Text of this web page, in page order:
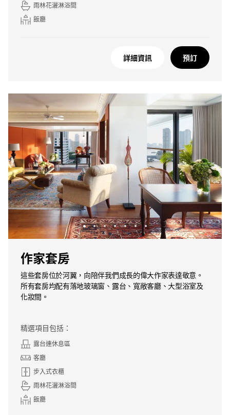
雨林花灑淋浴間
飯廳
詳細資訊 預訂
作家套房
這些套房位於河翼，向陪伴我們成長的偉大作家表達敬意。
所有套房均配有落地玻璃窗、露台、寬敞客廳、大型浴室及
化妝間。
精選項目包括：
露台連休息區
客廳
步入式衣櫃
雨林花灑淋浴間
飯廳